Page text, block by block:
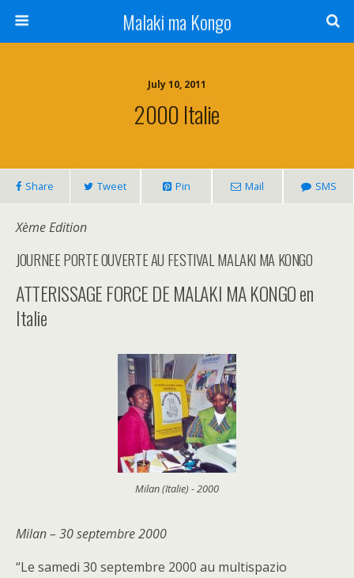
Malaki ma Kongo
July 10, 2011
2000 Italie
Share Tweet Pin Mail SMS
Xème Edition
JOURNEE PORTE OUVERTE AU FESTIVAL MALAKI MA KONGO
ATTERISSAGE FORCE DE MALAKI MA KONGO en
Italie
Milan (Italie) - 2000
Milan – 30 septembre 2000
“Le samedi 30 septembre 2000 au multispazio